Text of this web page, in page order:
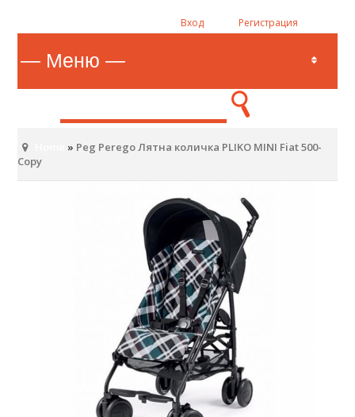
Вход Регистрация
» Peg Perego Лятна количка PLIKO MINI Fiat 500-
Copy